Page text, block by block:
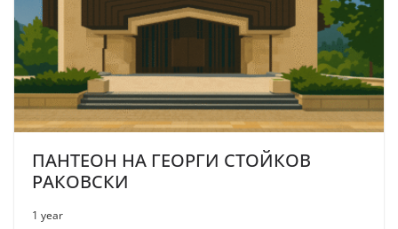
ПАНТЕОН НА ГЕОРГИ СТОЙКОВ
РАКОВСКИ
1 year